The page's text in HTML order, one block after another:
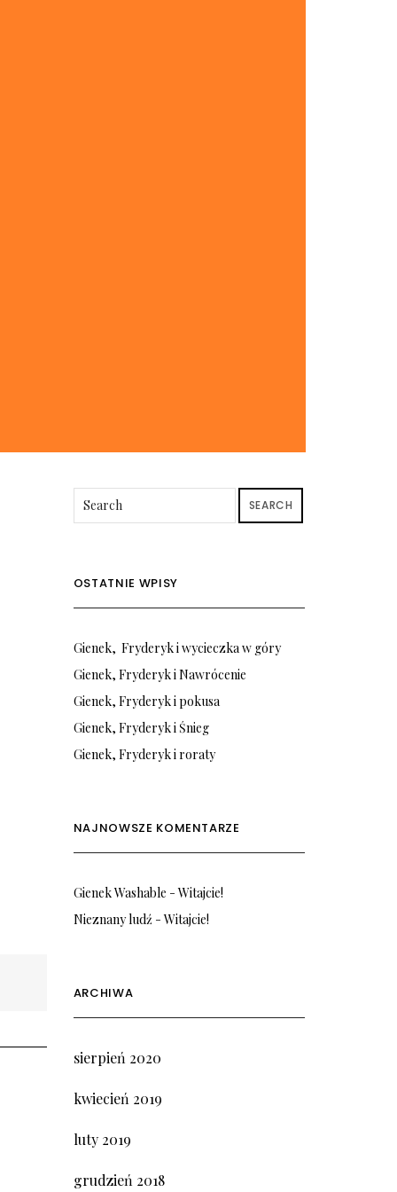
SEARCH
OSTATNIE WPISY
Gienek, Fryderyk i wycieczka w góry
Gienek, Fryderyk i Nawrócenie
Gienek, Fryderyk i pokusa
Gienek, Fryderyk i Śnieg
Gienek, Fryderyk i roraty
NAJNOWSZE KOMENTARZE
Gienek Washable -Witajcie!
Nieznany ludź -Witajcie!
ARCHIWA
sierpień 2020
kwiecień 2019
luty 2019
grudzień 2018